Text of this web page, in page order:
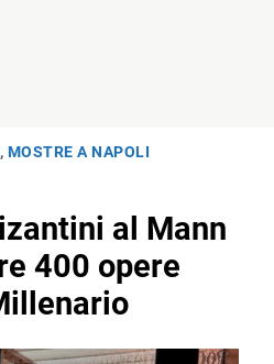
, MOSTRE A NAPOLI
al Mann
400 opere